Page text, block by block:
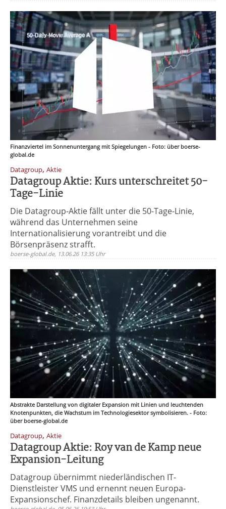
Finanzviertel im Sonnenuntergang mit Spiegelungen - Foto: über boerse-
global.de
Datagroup, Aktie
Datagroup Aktie: Kurs unterschreitet 50-
Tage-Linie
Die Datagroup-Aktie fällt unter die 50-Tage-Linie,
während das Unternehmen seine
Internationalisierung vorantreibt und die
Börsenpräsenz strafft.
boerse-global.de, 13.06.26 13:35 Uhr
Abstrakte Darstellung von digitaler Expansion mit Linien und leuchtenden
Knotenpunkten, die Wachstum im Technologiesektor symbolisieren. - Foto:
über boerse-global.de
Datagroup, Aktie
Datagroup Aktie: Roy van de Kamp neue
Expansion-Leitung
Datagroup übernimmt niederländischen IT-
Dienstleister VMS und ernennt neuen Europa-
Expansionschef. Finanzdetails bleiben ungenannt.